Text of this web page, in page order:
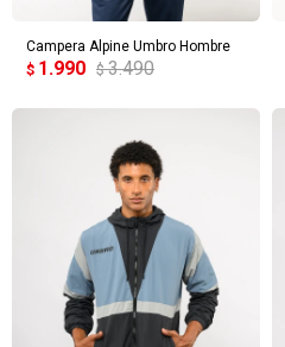
Campera Alpine Umbro Hombre
$ 1.990 $ 3.490